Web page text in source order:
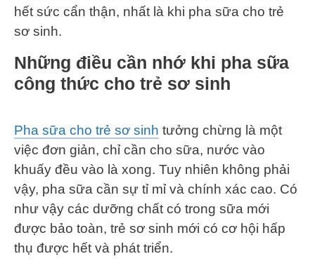
hết sức cẩn thận, nhất là khi pha sữa cho trẻ
sơ sinh.
Những điều cần nhớ khi pha sữa
công thức cho trẻ sơ sinh
Pha sữa cho trẻ sơ sinh tưởng chừng là một
việc đơn giản, chỉ cần cho sữa, nước vào
khuấy đều vào là xong. Tuy nhiên không phải
vậy, pha sữa cần sự tỉ mỉ và chính xác cao. Có
như vậy các dưỡng chất có trong sữa mới
được bảo toàn, trẻ sơ sinh mới có cơ hội hấp
thụ được hết và phát triển.